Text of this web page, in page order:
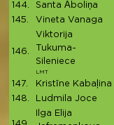
144.
Santa Āboliņa
145.
Vineta Vanaga
146.
Viktorija
Tukuma-
Sileniece
LMT
147. Kristīne Kabaļina
148.
Ludmila Joce
Ilga Elija